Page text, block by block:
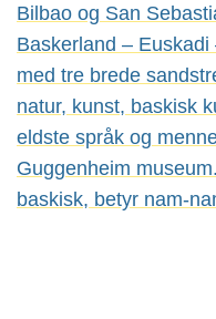
Bilbao og San
Baskerland –
med tre brede
natur, kunst, baskisk
eldste språk og
Guggenheim
baskisk, betyr nam-